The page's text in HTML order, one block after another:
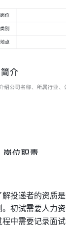
投递者的资质
初试需要人力
中需要记录面